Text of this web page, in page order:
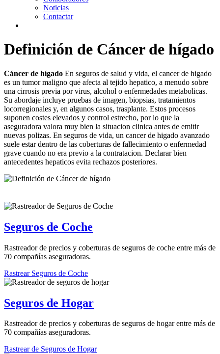
Noticias
Contactar
Definición de Cáncer de hígado
Cáncer de hígado En seguros de salud y vida, el cancer de higado
es un tumor maligno que afecta al tejido hepatico, a menudo sobre
una cirrosis previa por virus, alcohol o enfermedades metabolicas.
Su abordaje incluye pruebas de imagen, biopsias, tratamientos
locorregionales y, en algunos casos, trasplante. Estos procesos
suponen costes elevados y control estrecho, por lo que la
aseguradora valora muy bien la situacion clinica antes de emitir
nuevas polizas. En seguros de vida, un cancer de higado avanzado
suele estar dentro de las coberturas de fallecimiento o enfermedad
grave cuando no era previo a la contratacion. Declarar bien
antecedentes hepaticos evita rechazos posteriores.
Seguros de Coche
Rastreador de precios y coberturas de seguros de coche entre más de
70 compañías aseguradoras.
Rastrear Seguros de Coche
Seguros de Hogar
Rastreador de precios y coberturas de seguros de hogar entre más de
70 compañías aseguradoras.
Rastrear de Seguros de Hogar